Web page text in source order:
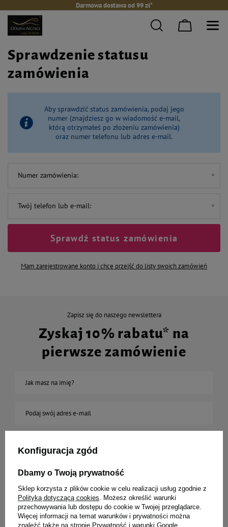
Darmowa dostawa od 99 zł*
Sprawdzenie statusu
zamówienia
Aby sprawdzić status zamówienia, podaj jego
numer (znajdziesz go w wiadomość e-mail,
którą otrzymałeś po złożeniu zamówienia)
oraz numer telefonu lub adres e-mail.
Numer zamówienia:
Twój telefon lub e-mail:
Sprawdź status zamówienia
Mam zarejestrowane konto i chcę przejść do listy swoich zamówień
Zapisz się do naszego newslettera
Zyskaj 10% rabatu* na
pierwsze zamówienie
Jak masz na imię?
Podaj swój adres e-mail
przetwarzanie moich danych osobowych do celów
marketingowych zgodnie z
Zapisz się
Konfiguracja zgód
Dbamy o Twoją prywatność
Sklep korzysta z plików cookie w celu realizacji usług zgodnie z
Polityką dotyczącą cookies. Możesz określić warunki
przechowywania lub dostępu do cookie w Twojej przeglądarce.
Więcej informacji na temat warunków i prywatności można
znaleźć także na stronie Prywatność i warunki Google.